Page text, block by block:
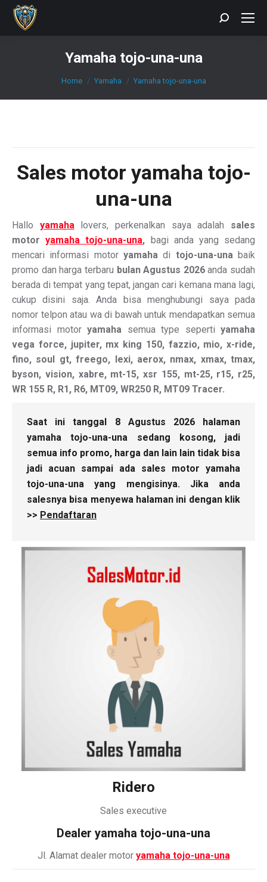
Search:
Yamaha tojo-una-una
You are here:
Home Yamaha Yamaha tojo-una-una
Sales motor yamaha tojo-
una-una
Hallo yamahalovers, perkenalkan saya adalah sales
motoryamaha tojo-una-una, bagi anda yang sedang
mencari informasi motor yamaha di tojo-una-unabaik
promo dan harga terbaru bulan Agustus 2026anda sudah
berada di tempat yang tepat, jangan cari kemana mana lagi,
cukup disini saja. Anda bisa menghubungi saya pada
nomor telpon atau wa di bawah untuk mendapatkan semua
informasi motor yamaha semua type seperti yamaha
vega force, jupiter, mx king 150, fazzio, mio, x-ride,
fino, soul gt, freego, lexi, aerox, nmax, xmax, tmax,
byson, vision, xabre, mt-15, xsr 155, mt-25, r15, r25,
WR 155 R, R1, R6, MT09, WR250 R, MT09 Tracer.
Saat ini tanggal 8 Agustus 2026 halaman
yamaha tojo-una-una sedang kosong, jadi
semua info promo, harga dan lain lain tidak bisa
jadi acuan sampai ada sales motor yamaha
tojo-una-una yang mengisinya. Jika anda
salesnya bisa menyewa halaman ini dengan klik
>> Pendaftaran
Ridero
Sales executive
Dealer yamaha tojo-una-una
Jl. Alamat dealer motor yamaha tojo-una-una